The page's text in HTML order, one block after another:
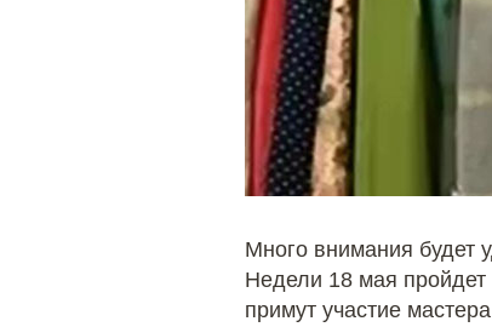
Много внимания будет
Недели 18 мая пройдет
примут участие